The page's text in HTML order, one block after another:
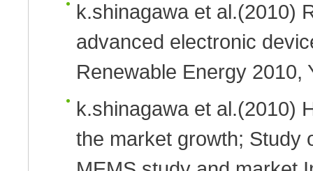
k.shinagawa et al.(2010)
advanced electronic
Renewable Energy 2010,
k.shinagawa et al.(2010)
the market growth; Study